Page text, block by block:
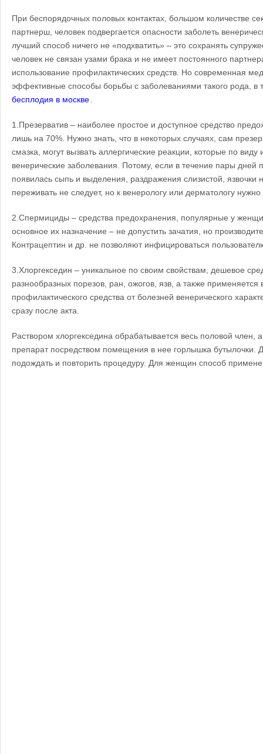
При беспорядочных половых контактах, большом количестве
партнерш, человек подвергается опасности заболеть
лучший способ ничего не «подхватить» – это сохранять
человек не связан узами брака и не имеет постоянного
использование профилактических средств. Но современная
эффективные способы борьбы с заболеваниями такого рода, в
бесплодия в москве
1.Презерватив – наиболее простое и доступное средство
лишь на 70%. Нужно знать, что в некоторых случаях, сам
смазка, могут вызвать аллергические реакции, которые по
венерические заболевания. Потому, если в течение пары дней
появилась сыпь и выделения, раздражения слизистой, язвочки
переживать не следует, но к венерологу или дерматологу
2.Спермициды – средства предохранения, популярные у
основное их назначение – не допустить зачатия, но
Контрацептин и др. не позволяют инфицироваться
3.Хлоргекседин – уникальное по своим свойствам, дешевое
разнообразных порезов, ран, ожогов, язв, а также применяется
профилактического средства от болезней венерического
сразу после акта.
Раствором хлоргекседина обрабатывается весь половой член,
препарат посредством помещения в нее горлышка бутылочки.
подождать и повторить процедуру. Для женщин способ